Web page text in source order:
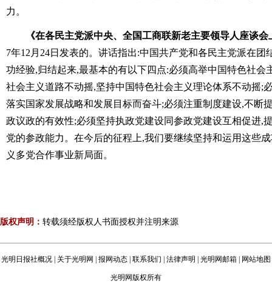
力。
《在各民主党派中央、全国工商联新老主要领导人座谈会
7年12月24日发表的。讲话指出:中国共产党和各民主党派在团
功经验,归结起来,最基本的有以下四点:必须高举中国特色社会
社会主义道路不动摇,坚持中国特色社会主义理论体系不动摇;
落实国家发展战略和发展目标而奋斗;必须注重制度建设,不断
政议政的有效性;必须坚持执政党建设同参政党建设互相促进,
党的参政能力。在今后的征程上,我们要继续坚持和运用这些
义多党合作事业新局面。
版权声明： 转载须经版权人书面授权并注明来源
光明日报社概况 关于光明网 报网动态 联系我们 法律声明 光明网邮箱 网站地图
光明网版权所有